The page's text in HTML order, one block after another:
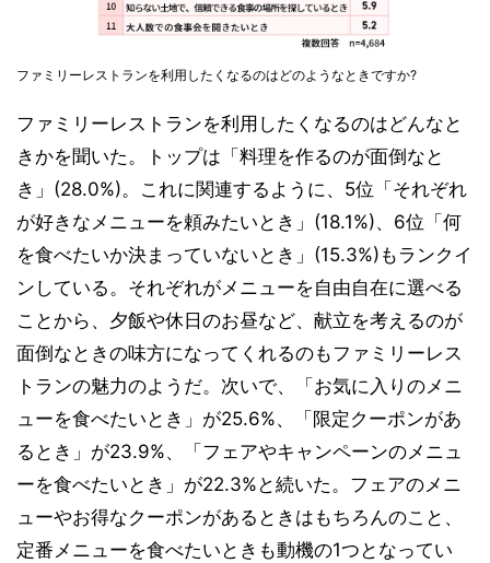
ファミリーレストランを利用したくなるのはどのようなときですか?
ファミリーレストランを利用したくなるのはどんなと
きかを聞いた。トップは「料理を作るのが面倒なと
き」(28.0%)。これに関連するように、5位「それぞれ
が好きなメニューを頼みたいとき」(18.1%)、6位「何
を食べたいか決まっていないとき」(15.3%)もランクイ
ンしている。それぞれがメニューを自由自在に選べる
ことから、夕飯や休日のお昼など、献立を考えるのが
面倒なときの味方になってくれるのもファミリーレス
トランの魅力のようだ。次いで、「お気に入りのメニ
ューを食べたいとき」が25.6%、「限定クーポンがあ
るとき」が23.9%、「フェアやキャンペーンのメニュ
ーを食べたいとき」が22.3%と続いた。フェアのメニ
ューやお得なクーポンがあるときはもちろんのこと、
定番メニューを食べたいときも動機の1つとなってい